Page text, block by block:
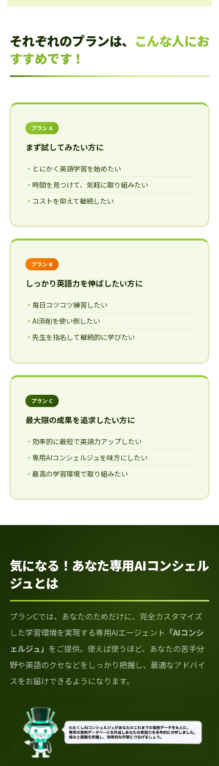
それぞれのプランは、 こんな人にお
すすめです！
プラン A
まず試してみたい方に
とにかく英語学習を始めたい
時間を見つけて、気軽に取り組みたい
コストを抑えて継続したい
プラン B
しっかり英語力を伸ばしたい方に
毎日コツコツ練習したい
AI添削を使い倒したい
先生を指名して継続的に学びたい
プラン C
最大限の成果を追求したい方に
効率的に最短で英語力アップしたい
専用AIコンシェルジュを味方にしたい
最高の学習環境で取り組みたい
気になる！あなた専用AIコンシェル
ジュとは
プランCでは、あなたのためだけに、完全カスタマイズ
した学習環境を実現する専用AIエージェント 「AIコンシ
ェルジュ」 をご提供。使えば使うほど、あなたの苦手分
野や英語のクセなどをしっかり把握し、最適なアドバイ
スをお届けできるようになります。